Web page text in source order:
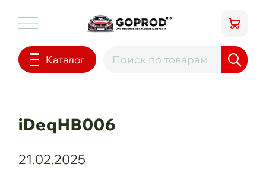
Каталог
iDeqHB006
21.02.2025